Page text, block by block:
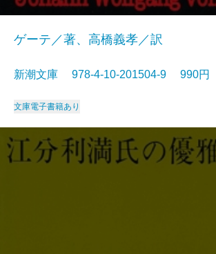
ゲーテ／著、高橋義孝／訳
新潮文庫 978-4-10-201504-9 990円
文庫電子書籍あり